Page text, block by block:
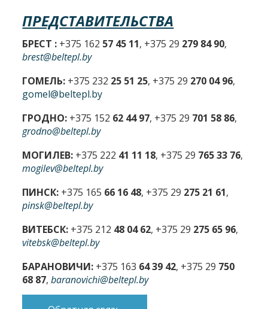
ПРЕДСТАВИТЕЛЬСТВА
БРЕСТ : +375 162 57 45 11, +375 29 279 84 90,
brest@beltepl.by
ГОМЕЛЬ: +375 232 25 51 25, +375 29 270 04 96,
gomel@beltepl.by
ГРОДНО: +375 152 62 44 97, +375 29 701 58 86,
grodno@beltepl.by
МОГИЛЕВ: +375 222 41 11 18, +375 29 765 33 76,
mogilev@beltepl.by
ПИНСК: +375 165 66 16 48, +375 29 275 21 61,
pinsk@beltepl.by
ВИТЕБСК: +375 212 48 04 62, +375 29 275 65 96,
vitebsk@beltepl.by
БАРАНОВИЧИ: +375 163 64 39 42, +375 29 750
68 87,baranovichi@beltepl.by